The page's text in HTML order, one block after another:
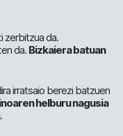
zerbitzua da.
da. Bizkaiera batuan
irratsaio berezi batzuen
helburu nagusia
.